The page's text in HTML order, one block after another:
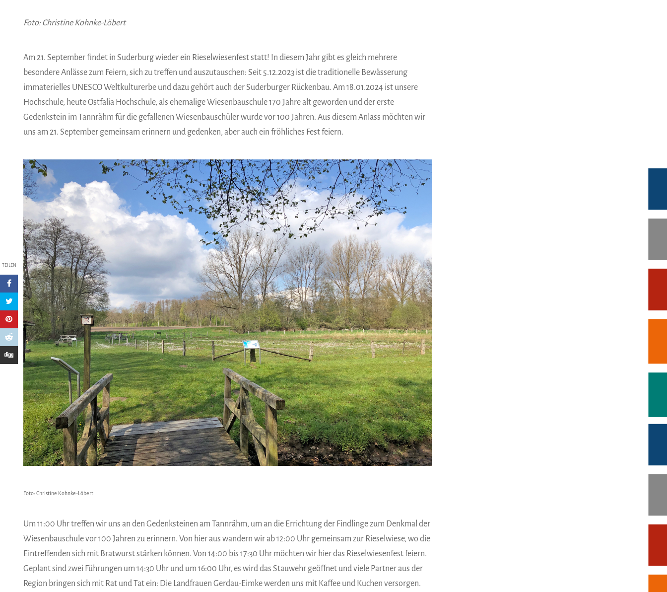
TEILEN
Foto: Christine Kohnke-Löbert
Am 21. September findet in Suderburg wieder ein Rieselwiesenfest statt! In diesem Jahr gibt es gleich mehrere
besondere Anlässe zum Feiern, sich zu treffen und auszutauschen: Seit 5.12.2023 ist die traditionelle Bewässerung
immaterielles UNESCO Weltkulturerbe und dazu gehört auch der Suderburger Rückenbau. Am 18.01.2024 ist unsere
Hochschule, heute Ostfalia Hochschule, als ehemalige Wiesenbauschule 170 Jahre alt geworden und der erste
Gedenkstein im Tannrähm für die gefallenen Wiesenbauschüler wurde vor 100 Jahren. Aus diesem Anlass möchten wir
uns am 21. September gemeinsam erinnern und gedenken, aber auch ein fröhliches Fest feiern.
Foto: Christine Kohnke-Löbert
Um 11:00 Uhr treffen wir uns an den Gedenksteinen am Tannrähm, um an die Errichtung der Findlinge zum Denkmal der
Wiesenbauschule vor 100 Jahren zu erinnern. Von hier aus wandern wir ab 12:00 Uhr gemeinsam zur Rieselwiese, wo die
Eintreffenden sich mit Bratwurst stärken können. Von 14:00 bis 17:30 Uhr möchten wir hier das Rieselwiesenfest feiern.
Geplant sind zwei Führungen um 14:30 Uhr und um 16:00 Uhr, es wird das Stauwehr geöffnet und viele Partner aus der
Region bringen sich mit Rat und Tat ein: Die Landfrauen Gerdau-Eimke werden uns mit Kaffee und Kuchen versorgen.